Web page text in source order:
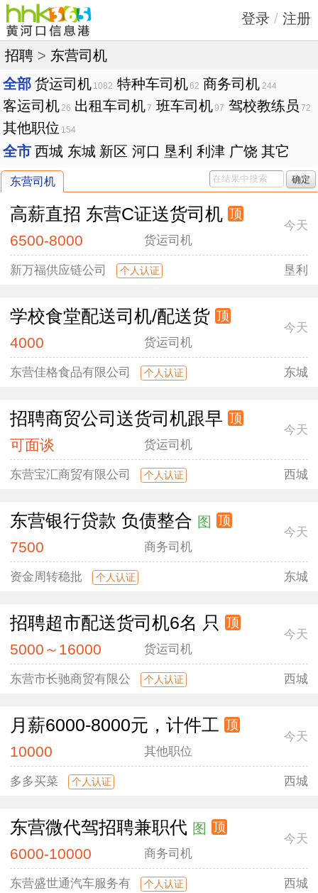
登录 / 注册
招聘 > 东营司机
全部 货运司机 1082 特种车司机62 商务司机 244
客运司机 26 出租车司机7 班车司机97 驾校教练员 72
其他职位 154
全市 西城 东城 新区 河口 垦利 利津 广饶 其它
东营司机 确定
高薪直招 东营C证送货司机 顶
6500-8000 货运司机
今天
新万福供应链公司 个人认证 垦利
学校食堂配送司机/配送货 顶
4000 货运司机
今天
东营佳格食品有限公司 个人认证 东城
招聘商贸公司送货司机跟早 顶
可面谈 货运司机
今天
东营宝汇商贸有限公司 个人认证 西城
东营银行贷款 负债整合 图 顶
7500 商务司机
今天
资金周转稳批 个人认证 东城
招聘超市配送货司机6名 只 顶
5000～16000 货运司机
今天
东营市长驰商贸有限公 个人认证 西城
月薪6000-8000元，计件工 顶
10000 其他职位
今天
多多买菜 个人认证 西城
东营微代驾招聘兼职代 图 顶
6000-10000 商务司机
今天
东营盛世通汽车服务有 个人认证 西城